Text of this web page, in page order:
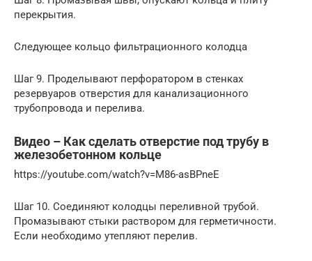
перекрытия.
Следующее кольцо фильтрационного колодца
Шаг 9. Проделывают перфоратором в стенках
резервуаров отверстия для канализационного
трубопровода и перелива.
Видео – Как сделать отверстие под трубу в
железобетонном кольце
https://youtube.com/watch?v=M86-asBPneE
Шаг 10. Соединяют колодцы переливной трубой.
Промазывают стыки раствором для герметичности.
Если необходимо утепляют перелив.